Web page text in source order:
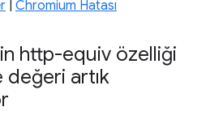
Chromium Hatası
http-equiv özelliği
artık